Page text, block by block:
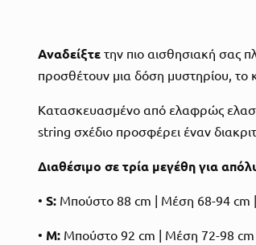
Αναδείξτε την πιο αισθησιακή σας
προσθέτουν μια δόση μυστηρίου, το
Κατασκευασμένο από ελαφρώς
string σχέδιο προσφέρει έναν
Διαθέσιμο σε τρία μεγέθη για
• S: Μπούστο 88 cm | Μέση 68-94 cm
• M: Μπούστο 92 cm | Μέση 72-98